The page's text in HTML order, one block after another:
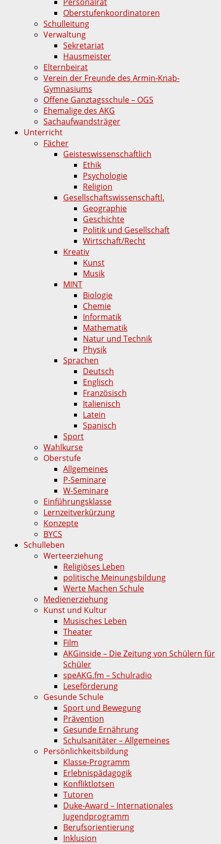
Oberstufenkoordinatoren
Schulleitung
Verwaltung
Sekretariat
Hausmeister
Elternbeirat
Verein der Freunde des Armin-Knab-
Gymnasiums
Offene Ganztagsschule – OGS
Ehemalige des AKG
Sachaufwandsträger
Unterricht
Fächer
Geisteswissenschaftlich
Ethik
Psychologie
Religion
Gesellschaftswissenschaftl.
Geographie
Geschichte
Politik und Gesellschaft
Wirtschaft/Recht
Kreativ
Kunst
Musik
MINT
Biologie
Chemie
Informatik
Mathematik
Natur und Technik
Physik
Sprachen
Deutsch
Englisch
Französisch
Italienisch
Latein
Spanisch
Sport
Wahlkurse
Oberstufe
Allgemeines
P-Seminare
W-Seminare
Einführungsklasse
Lernzeitverkürzung
Konzepte
BYCS
Schulleben
Werteerziehung
Religiöses Leben
politische Meinungsbildung
Werte Machen Schule
Medienerziehung
Kunst und Kultur
Musisches Leben
Theater
Film
AKGinside – Die Zeitung von Schülern für
Schüler
speAKG.fm – Schulradio
Leseförderung
Gesunde Schule
Sport und Bewegung
Prävention
Gesunde Ernährung
Schulsanitäter – Allgemeines
Persönlichkeitsbildung
Klasse-Programm
Erlebnispädagogik
Konfliktlotsen
Tutoren
Duke-Award – Internationales
Jugendprogramm
Berufsorientierung
Inklusion